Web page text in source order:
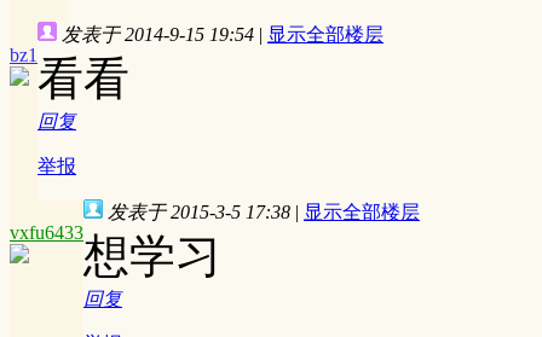
bz1
发表于 2014-9-15 19:54 | 显示全部楼层
看看
回复
举报
vxfu6433
发表于 2015-3-5 17:38 | 显示全部楼层
想学习
回复